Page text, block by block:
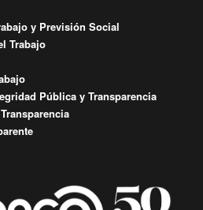
y Previsión Social
Trabajo
Pública y Transparencia